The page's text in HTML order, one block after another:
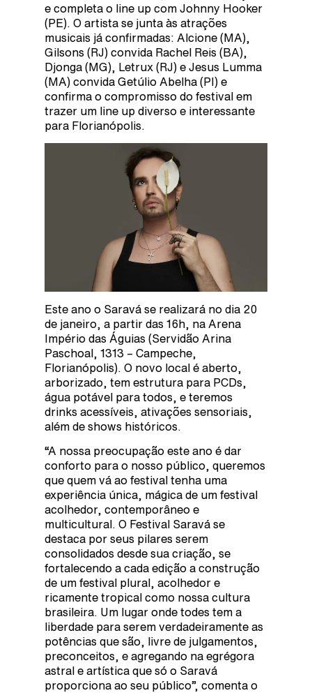
e completa o line up com Johnny Hooker
(PE). O artista se junta às atrações
musicais já confirmadas: Alcione (MA),
Gilsons (RJ) convida Rachel Reis (BA),
Djonga (MG), Letrux (RJ) e Jesus Lumma
(MA) convida Getúlio Abelha (PI) e
confirma o compromisso do festival em
trazer um line up diverso e interessante
para Florianópolis.
Este ano o Saravá se realizará no dia 20
de janeiro, a partir das 16h, na Arena
Império das Águias (Servidão Arina
Paschoal, 1313 – Campeche,
Florianópolis). O novo local é aberto,
arborizado, tem estrutura para PCDs,
água potável para todos, e teremos
drinks acessíveis, ativações sensoriais,
além de shows históricos.
“A nossa preocupação este ano é dar
conforto para o nosso público, queremos
que quem vá ao festival tenha uma
experiência única, mágica de um festival
acolhedor, contemporâneo e
multicultural. O Festival Saravá se
destaca por seus pilares serem
consolidados desde sua criação, se
fortalecendo a cada edição a construção
de um festival plural, acolhedor e
ricamente tropical como nossa cultura
brasileira. Um lugar onde todes tem a
liberdade para serem verdadeiramente as
potências que são, livre de julgamentos,
preconceitos, e agregando na egrégora
astral e artística que só o Saravá
proporciona ao seu público”, comenta o